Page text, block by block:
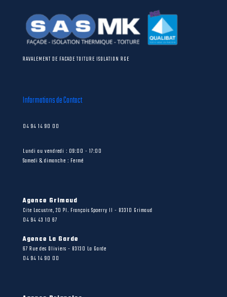
RAVALEMENT DE FACADE TOITURE ISOLATION RGE
Informations de Contact
04 94 14 90 00
Lundi au vendredi : 09:00 - 17:00
Samedi & dimanche : Fermé
Agence Grimaud
Cite Lacustre, 20 Pl. François Spoerry II - 83310 Grimaud
04 94 43 10 67
Agence La Garde
67 Rue des Oliviers - 83130 La Garde
04 94 14 90 00